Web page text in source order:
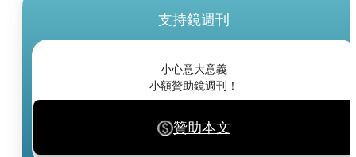
支持鏡週刊
小心意大意義
小額贊助鏡週刊！
贊助本文